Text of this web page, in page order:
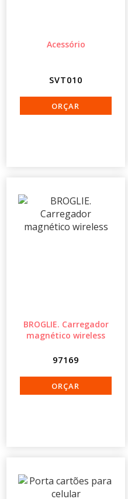
Acessório
SVT010
BROGLIE. Carregador
magnético wireless
97169